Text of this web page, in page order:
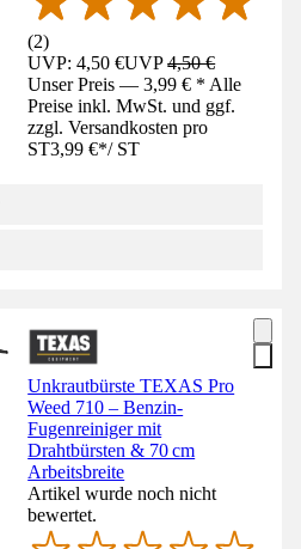
(2)
UVP: 4,50 €UVP4,50 €
Unser Preis — 3,99 € * Alle
Preise inkl. MwSt. und ggf.
zzgl. Versandkosten pro
ST3,99 €*/ ST
Unkrautbürste TEXAS Pro
Weed 710 – Benzin-
Fugenreiniger mit
Drahtbürsten & 70 cm
Arbeitsbreite
Artikel wurde noch nicht
bewertet.